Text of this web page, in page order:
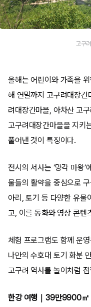
고구
올해는 어린이와 가족을
해 연말까지 고구려대장간
려대장간마을, 아차산 고
고구려대장간마을을 지키
풀어낸 것이 특징이다.
전시의 서사는 ‘망각 마왕
물들의 활약을 중심으로
아리, 토기 등 다양한 유물
고, 이를 동화와 영상 콘텐
체험 프로그램도 함께 운
나만의 수호대 토기 화분
고구려 역사를 놀이처럼
한강 여행｜39만9900㎡